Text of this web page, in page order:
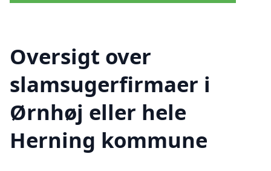
Oversigt over
slamsugerfirmaer i
Ørnhøj eller hele
Herning kommune